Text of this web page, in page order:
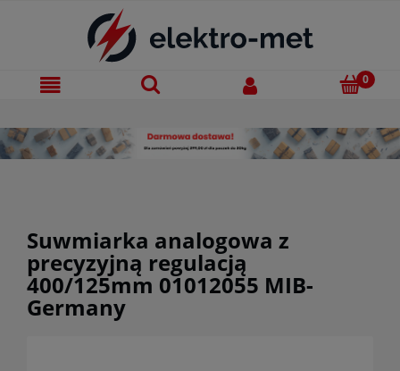
Suwmiarka analogowa z
precyzyjną regulacją
400/125mm 01012055 MIB-
Germany